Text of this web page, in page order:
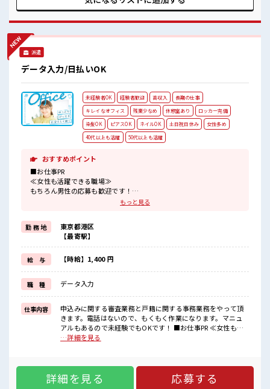
中の職場です☆ 休憩室で自分タイム！ のんびりスマホチェッ
高収入もバッチリ目指せますよ！
派遣
データ入力/日払いOK
未経験者OK 経験者歓迎 高収入
長期の仕事
キレイなオフィス
残業少なめ 休憩室あり
ロッカー完備
染髪OK
ピアスOK ネイルOK 土日祝日休み
女性多め
40代以上も活躍
50代以上も活躍
おすすめポイント
■お仕事PR
≪女性も活躍できる職場≫
もちろん男性の応募も歓迎です！
場合によってはお願いすることもあります♪
≪完全週休二日制≫
週末は家族や友人と一緒にプライベート満喫！
≪髪色自由で自分らしく働く≫
明るすぎたり奇抜でなければ基本的に自由！
(規定有)≪未経験でも活躍できる≫
新しいことにチャレンジするのは不安だけど、
しっかり働く環境が整っています！
イチからスキルUP・ステップUP目指していきましょう！
■職場の雰囲気
女性多めで休み時間は女子トークがあふれる職場です！
もちろん男性の応募もOKですよ！
もっと見る
勤 務 地
東京都港区
【最寄駅】
給 与 【時給】1,400 円
職 種 データ入力
仕事内容
申込みに関する審査業務と戸籍に関する事務業務をやって頂
きます。電話はないので、もくもく作業になります。マニュ
アルもあるので未経験でもOKです！ ■お仕事PR ≪女性も活
躍できる職場≫ もちろん男性の応募も歓迎です！ ≪時間にメ
緒にプライベート満喫！ ≪髪色自由で自分らしく働く≫ 明る
すぎたり奇抜でなければ基本的に自由！ (規定有)≪未経験で
も活躍できる≫ 新しいことにチャレンジするのは不安だけ
…詳細を見る
詳細を見る 応募する